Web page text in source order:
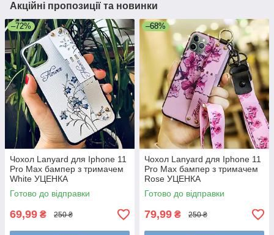
Акційні пропозиції та новинки
–72%
Чохол Lanyard для Iphone 11
Pro Max бампер з тримачем
White УЦЕНКА
Готово до відправки
69,99 ₴ 250 ₴
–68%
Чохол Lanyard для Iphone 11
Pro Max бампер з тримачем
Rose УЦЕНКА
Готово до відправки
79,99 ₴ 250 ₴